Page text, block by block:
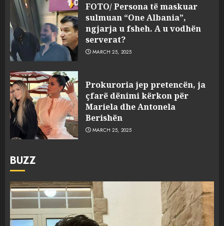
FOTO/ Persona të maskuar
sulmuan “One Albania”,
ngjarja u fsheh. A u vodhën
serverat?
MARCH 25, 2025
Prokuroria jep pretencën, ja
çfarë dënimi kërkon për
Mariela dhe Antonela
Berishën
MARCH 25, 2025
BUZZ